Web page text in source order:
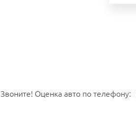
Звоните! Оценка авто по телефону: